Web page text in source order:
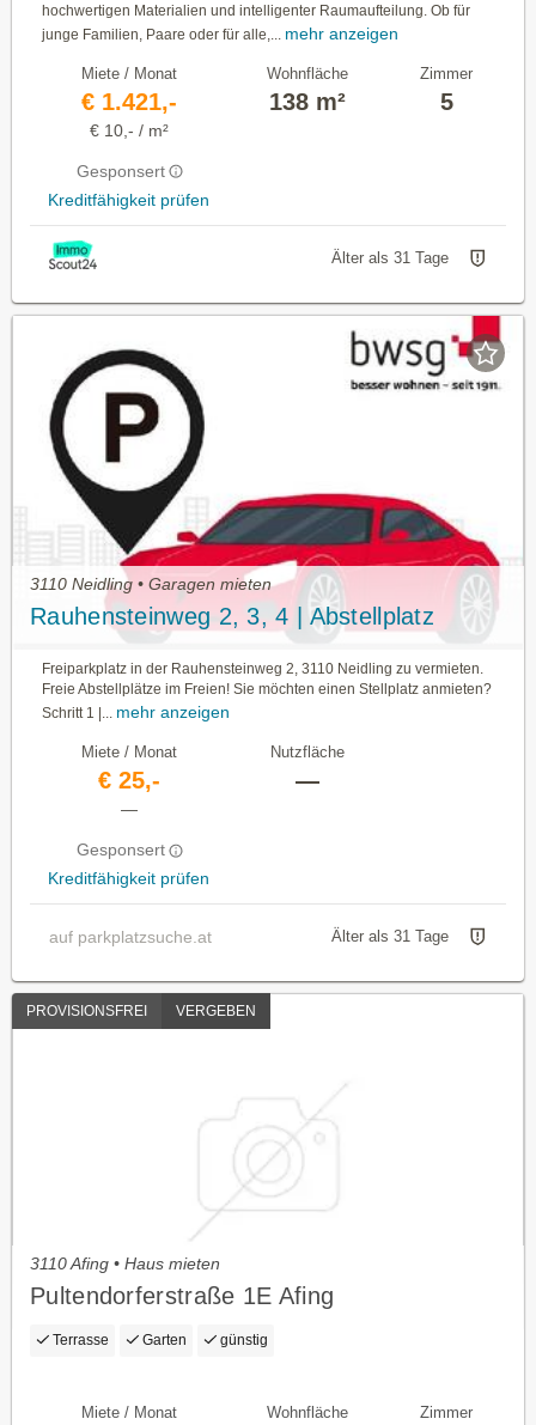
hochwertigen Materialien und intelligenter Raumaufteilung. Ob für
junge Familien, Paare oder für alle,... mehr anzeigen
Miete / Monat
€ 1.421,-
€ 10,- / m²
Gesponsert
Kreditfähigkeit prüfen
Wohnfläche
138 m²
Zimmer
5
Älter als 31 Tage
3110 Neidling • Garagen mieten
Rauhensteinweg 2, 3, 4 | Abstellplatz
Freiparkplatz in der Rauhensteinweg 2, 3110 Neidling zu vermieten.
Freie Abstellplätze im Freien! Sie möchten einen Stellplatz anmieten?
Schritt 1 |... mehr anzeigen
Miete / Monat
€ 25,-
—
Gesponsert
Kreditfähigkeit prüfen
Nutzfläche
—
auf parkplatzsuche.at Älter als 31 Tage
PROVISIONSFREI VERGEBEN
3110 Afing • Haus mieten
Pultendorferstraße 1E Afing
Terrasse Garten günstig
Miete / Monat Wohnfläche Zimmer